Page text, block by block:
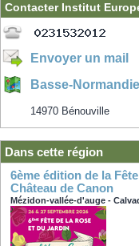
Contacter Institut
Envoyer un mail
Basse-Normandie
14970 Bénouville
Dans cette région
6ème édition de la Fête de la Rose au
Château de Canon
Mézidon-vallée-d'auge -